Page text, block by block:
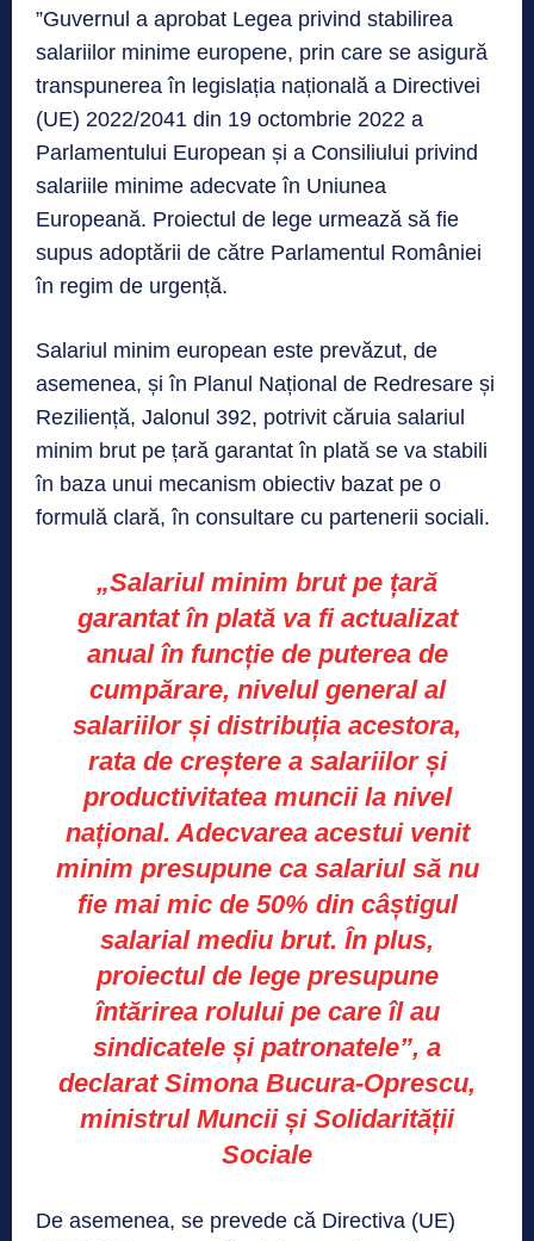
”Guvernul a aprobat Legea privind stabilirea
salariilor minime europene, prin care se asigură
transpunerea în legislația națională a Directivei
(UE) 2022/2041 din 19 octombrie 2022 a
Parlamentului European și a Consiliului privind
salariile minime adecvate în Uniunea
Europeană. Proiectul de lege urmează să fie
supus adoptării de către Parlamentul României
în regim de urgență.
Salariul minim european este prevăzut, de
asemenea, și în Planul Național de Redresare și
Reziliență, Jalonul 392, potrivit căruia salariul
minim brut pe țară garantat în plată se va stabili
în baza unui mecanism obiectiv bazat pe o
formulă clară, în consultare cu partenerii sociali.
„Salariul minim brut pe țară
garantat în plată va fi actualizat
anual în funcție de puterea de
cumpărare, nivelul general al
salariilor și distribuția acestora,
rata de creștere a salariilor și
productivitatea muncii la nivel
național. Adecvarea acestui venit
minim presupune ca salariul să nu
fie mai mic de 50% din câștigul
salarial mediu brut. În plus,
proiectul de lege presupune
întărirea rolului pe care îl au
sindicatele și patronatele”, a
declarat Simona Bucura-Oprescu,
ministrul Muncii și Solidarității
Sociale
De asemenea, se prevede că Directiva (UE)